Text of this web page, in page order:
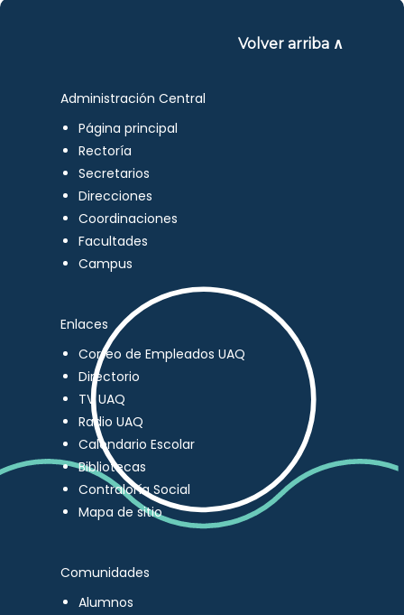
Volver arriba ∧
Administración Central
Página principal
Rectoría
Secretarios
Direcciones
Coordinaciones
Facultades
Campus
Enlaces
Correo de Empleados UAQ
Directorio
TV UAQ
Radio UAQ
Calendario Escolar
Bibliotecas
Contraloría Social
Mapa de sitio
Comunidades
Alumnos